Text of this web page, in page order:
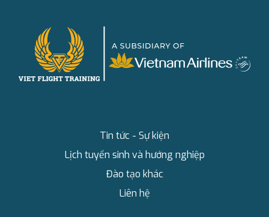
Tin tức - Sự kiện
Lịch tuyển sinh và hướng nghiệp
Đào tạo khác
Liên hệ